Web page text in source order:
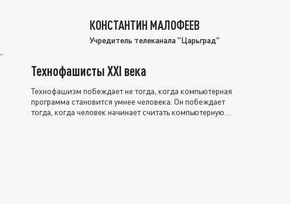
КОНСТАНТИН МАЛОФЕЕВ
Учредитель телеканала "Царьград"
Технофашисты XXI века
Технофашизм побеждает не тогда, когда компьютерная
программа становится умнее человека. Он побеждает
тогда, когда человек начинает считать компьютерную